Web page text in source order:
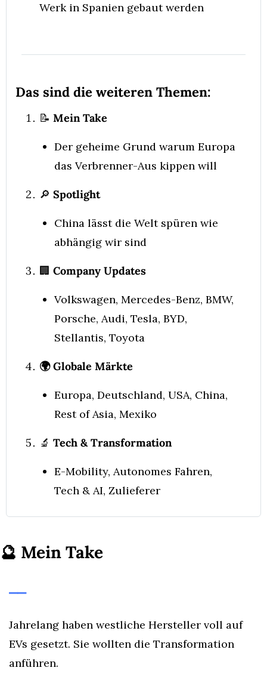
Werk in Spanien gebaut werden
Das sind die weiteren Themen:
📝 Mein Take
Der geheime Grund warum Europa
das Verbrenner-Aus kippen will
🔎 Spotlight
China lässt die Welt spüren wie
abhängig wir sind
🏢 Company Updates
Volkswagen, Mercedes-Benz, BMW,
Porsche, Audi, Tesla, BYD,
Stellantis, Toyota
🌍 Globale Märkte
Europa, Deutschland, USA, China,
Rest of Asia, Mexiko
🔬 Tech & Transformation
E-Mobility, Autonomes Fahren,
Tech & AI, Zulieferer
🔮 Mein Take
Jahrelang haben westliche Hersteller voll auf
EVs gesetzt. Sie wollten die Transformation
anführen.